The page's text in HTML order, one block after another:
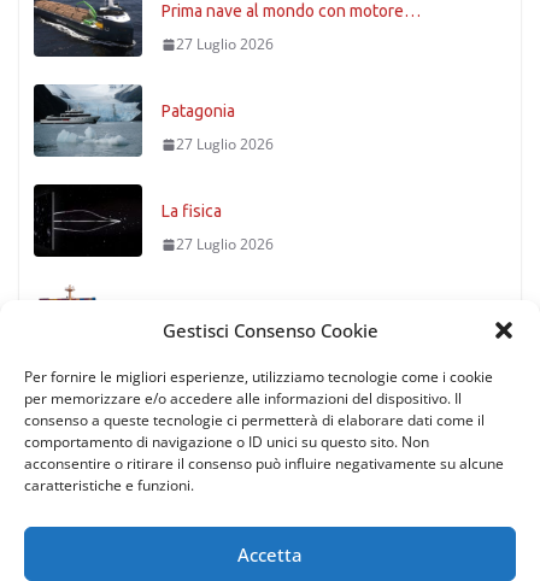
Gestisci Consenso Cookie
Per fornire le migliori esperienze, utilizziamo tecnologie come i cookie
per memorizzare e/o accedere alle informazioni del dispositivo. Il
consenso a queste tecnologie ci permetterà di elaborare dati come il
comportamento di navigazione o ID unici su questo sito. Non
acconsentire o ritirare il consenso può influire negativamente su alcune
caratteristiche e funzioni.
Accetta
Prima nave al mondo con motore…
27 Luglio 2026
Patagonia
27 Luglio 2026
La fisica
27 Luglio 2026
27 Luglio 2026